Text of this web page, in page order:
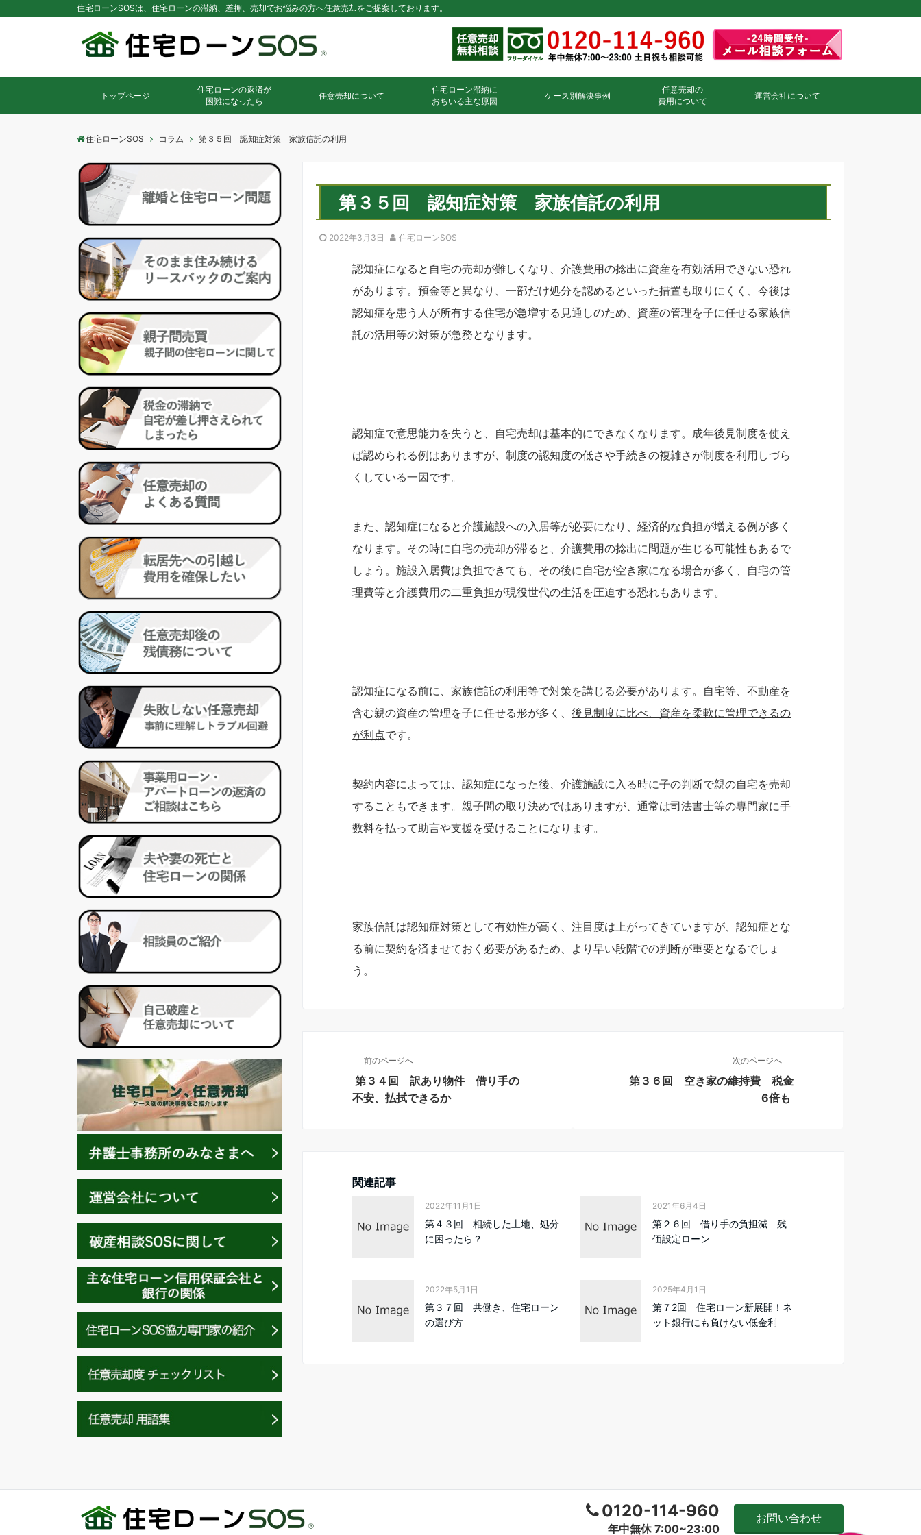
住宅ローンSOSは、住宅ローンの滞納、差押、売却でお悩みの方へ任意売却をご提案しております。
トップページ
住宅ローンの返済が
困難になったら
任意売却について
住宅ローン滞納に
おちいる主な原因
ケース別解決事例
任意売却の
費用について
運営会社について
住宅ローンSOS コラム 第３５回 認知症対策 家族信託の利用
第３５回 認知症対策 家族信託の利用
2022年3月3日 住宅ローンSOS
認知症になると自宅の売却が難しくなり、介護費用の捻出に資産を有効活用できない恐れ
があります。預金等と異なり、一部だけ処分を認めるといった措置も取りにくく、今後は
認知症を患う人が所有する住宅が急増する見通しのため、資産の管理を子に任せる家族信
託の活用等の対策が急務となります。
認知症で意思能力を失うと、自宅売却は基本的にできなくなります。成年後見制度を使え
ば認められる例はありますが、制度の認知度の低さや手続きの複雑さが制度を利用しづら
くしている一因です。
また、認知症になると介護施設への入居等が必要になり、経済的な負担が増える例が多く
なります。その時に自宅の売却が滞ると、介護費用の捻出に問題が生じる可能性もあるで
しょう。施設入居費は負担できても、その後に自宅が空き家になる場合が多く、自宅の管
理費等と介護費用の二重負担が現役世代の生活を圧迫する恐れもあります。
認知症になる前に、家族信託の利用等で対策を講じる必要があります。自宅等、不動産を
含む親の資産の管理を子に任せる形が多く、後見制度に比べ、資産を柔軟に管理できるの
が利点です。
契約内容によっては、認知症になった後、介護施設に入る時に子の判断で親の自宅を売却
することもできます。親子間の取り決めではありますが、通常は司法書士等の専門家に手
数料を払って助言や支援を受けることになります。
家族信託は認知症対策として有効性が高く、注目度は上がってきていますが、認知症とな
る前に契約を済ませておく必要があるため、より早い段階での判断が重要となるでしょ
う。
前のページへ
第３４回 訳あり物件 借り手の
不安、払拭できるか
次のページへ
第３６回 空き家の維持費 税金
6倍も
関連記事
2022年11月1日
第４３回 相続した土地、処分
に困ったら？
2021年6月4日
第２６回 借り手の負担減 残
価設定ローン
2022年5月1日
第３７回 共働き、住宅ローン
の選び方
2025年4月1日
第７2回 住宅ローン新展開！ネ
ット銀行にも負けない低金利
0120-114-960
年中無休 7:00~23:00
お問い合わせ